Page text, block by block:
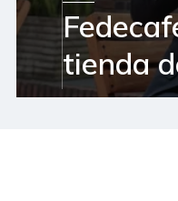
tienda